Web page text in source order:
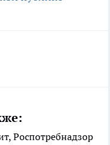
Роспотребнадзор